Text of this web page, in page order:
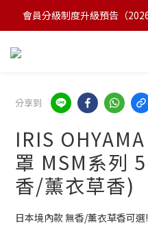
會員分級制度升級預告（
分享到
IRIS
罩 MSM系列
香/薰衣草香)
日本境內款 無香/薰衣草香可選!